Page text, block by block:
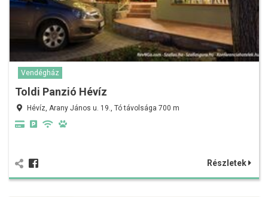
Vendégház
Toldi Panzió Hévíz
Hévíz, Arany János u. 19., Tó távolsága 700 m
Részletek